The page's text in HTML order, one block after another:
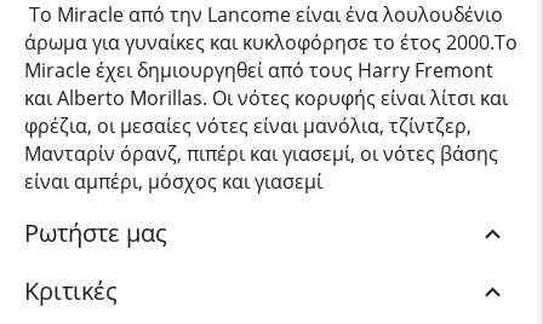
Το Miracle από την Lancome είναι ένα λουλουδένιο
άρωμα για γυναίκες και κυκλοφόρησε το έτος 2000.Το
Miracle έχει δημιουργηθεί από τους Harry Fremont
και Alberto Morillas. Οι νότες κορυφής είναι λίτσι και
φρέζια, οι μεσαίες νότες είναι μανόλια, τζίντζερ,
Μανταρίν όρανζ, πιπέρι και γιασεμί, οι νότες βάσης
είναι αμπέρι, μόσχος και γιασεμί
Ρωτήστε μας
Κριτικές